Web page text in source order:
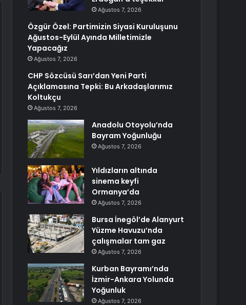
Ağustos 7, 2026
Özgür Özel: Partimizin Siyasi Kuruluşunu
Ağustos-Eylül Ayında Milletimizle
Yapacağız
Ağustos 7, 2026
CHP Sözcüsü Sarı’dan Yeni Parti
Açıklamasına Tepki: Bu Arkadaşlarımız
Koltukçu
Ağustos 7, 2026
Anadolu Otoyolu’nda
Bayram Yoğunluğu
Ağustos 7, 2026
Yıldızların altında
sinema keyfi
Ormanya’da
Ağustos 7, 2026
Bursa İnegöl’de Alanyurt
Yüzme Havuzu’nda
çalışmalar tam gaz
Ağustos 7, 2026
Kurban Bayramı’nda
İzmir-Ankara Yolunda
Yoğunluk
Ağustos 7, 2026